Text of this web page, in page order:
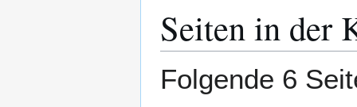
Seiten in der
Folgende 6